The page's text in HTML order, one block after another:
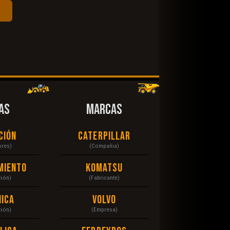
MARCAS
Caterpillar
(Compañia)
Komatsu
(Fabricante)
Volvo
(Empresa)